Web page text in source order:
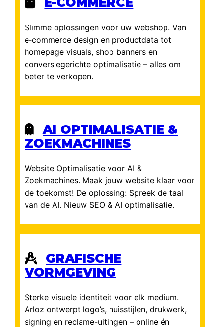
Slimme oplossingen voor uw webshop. Van
e‑commerce design en productdata tot
homepage visuals, shop banners en
conversiegerichte optimalisatie – alles om
beter te verkopen.
AI OPTIMALISATIE &
ZOEKMACHINES
Website Optimalisatie voor AI &
Zoekmachines. Maak jouw website klaar voor
de toekomst! De oplossing: Spreek de taal
van de AI. Nieuw SEO & AI optimalisatie.
GRAFISCHE
VORMGEVING
Sterke visuele identiteit voor elk medium.
Arloz ontwerpt logo’s, huisstijlen, drukwerk,
signing en reclame-uitingen – online én